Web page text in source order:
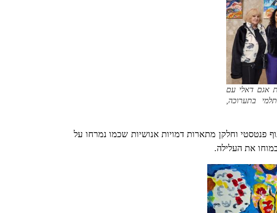
אגם דאלי עם
בתערוכה,
פנטסטי וחלקן מתארות דמויות אנושיות שכמו נמרחו על
את העלילה.